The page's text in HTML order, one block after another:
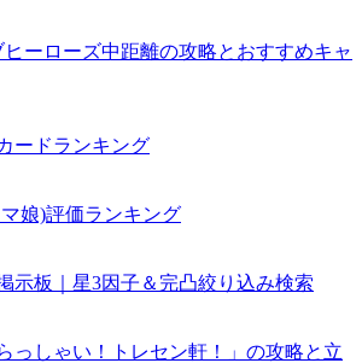
ーローズ中距離の攻略とおすすめキャ
ードランキング
娘)評価ランキング
示板｜星3因子＆完凸絞り込み検索
っしゃい！トレセン軒！」の攻略と立